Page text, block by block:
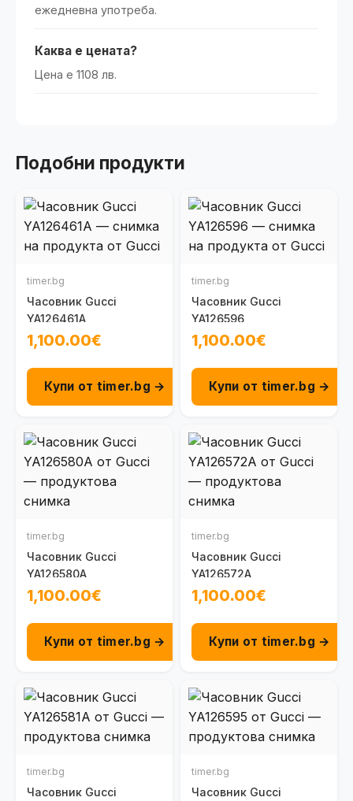
ежедневна употреба.
Каква е цената?
Цена е 1108 лв.
Подобни продукти
timer.bg
Часовник Gucci
YA126461A
1,100.00€
Купи от timer.bg →
timer.bg
Часовник Gucci
YA126596
1,100.00€
Купи от timer.bg →
timer.bg
Часовник Gucci
YA126580A
1,100.00€
Купи от timer.bg →
timer.bg
Часовник Gucci
YA126572A
1,100.00€
Купи от timer.bg →
timer.bg
Часовник Gucci
timer.bg
Часовник Gucci